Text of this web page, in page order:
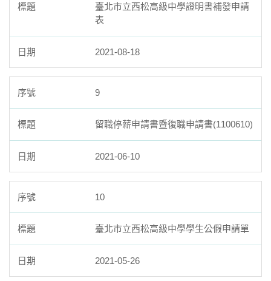
臺北市立西松高級中學證明書補發申請
表
2021-08-18
9
留職停薪申請書暨復職申請書(1100610)
2021-06-10
10
臺北市立西松高級中學學生公假申請單
2021-05-26